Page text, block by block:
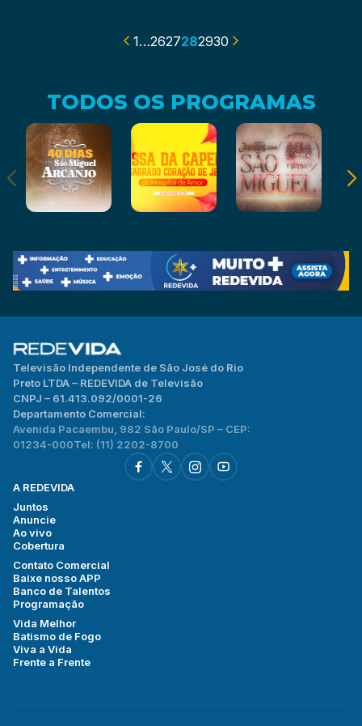
1…2627282930
TODOS OS PROGRAMAS
Televisão Independente de São José do Rio
Preto LTDA – REDEVIDA de Televisão
CNPJ – 61.413.092/0001-26
Departamento Comercial:
Avenida Pacaembu, 982 São Paulo/SP – CEP:
01234-000Tel: (11) 2202-8700
A REDEVIDA
Juntos
Anuncie
Ao vivo
Cobertura
Contato Comercial
Baixe nosso APP
Banco de Talentos
Programação
Vida Melhor
Batismo de Fogo
Viva a Vida
Frente a Frente